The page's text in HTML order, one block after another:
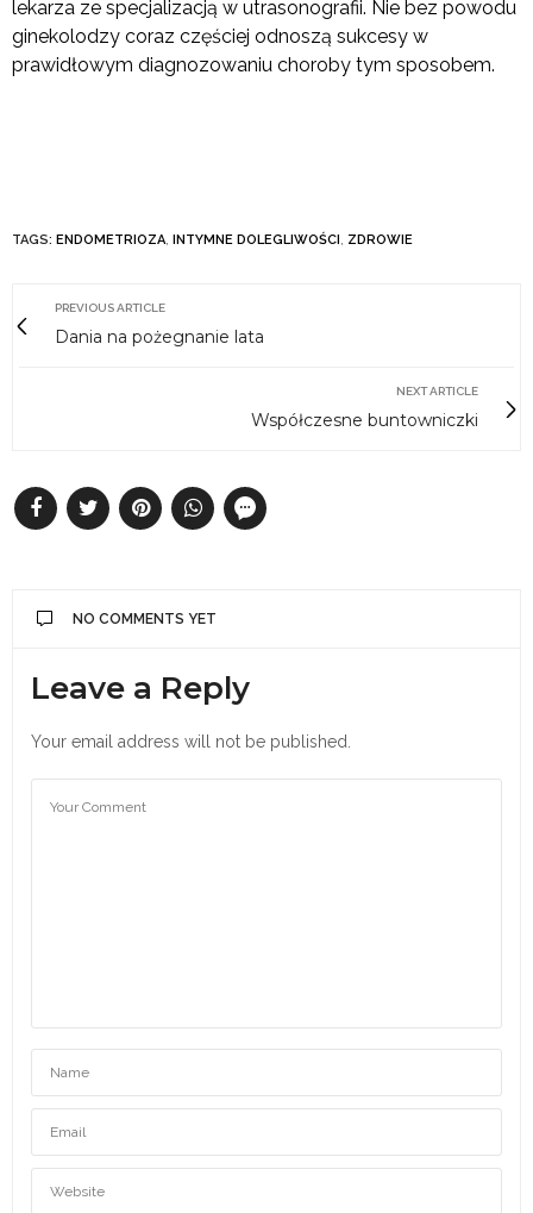
lekarza ze specjalizacją w utrasonografii. Nie bez powodu
ginekolodzy coraz częściej odnoszą sukcesy w
prawidłowym diagnozowaniu choroby tym sposobem.
TAGS: ENDOMETRIOZA, INTYMNE DOLEGLIWOŚCI , ZDROWIE
PREVIOUS ARTICLE
Dania na pożegnanie lata
NEXT ARTICLE
Współczesne buntowniczki
NO COMMENTS YET
Leave a Reply
Your email address will not be published.